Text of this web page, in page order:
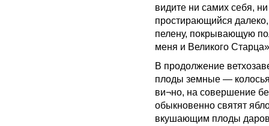
видите ни самих себя,
простирающийся
пелену, покрывающую
меня и Великого
В продолжение
плоды земные —
ви¬но, на совершение
обыкновенно святят
вкушающим плоды